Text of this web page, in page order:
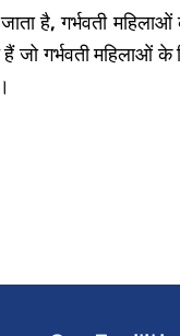
है, गर्भवती
जो गर्भवती महिलाओं